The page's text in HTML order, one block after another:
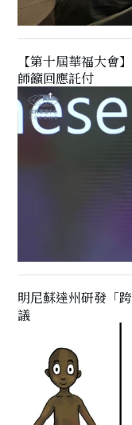
【第十屆華福大會
師籲回應託付
明尼蘇達州研發「
議